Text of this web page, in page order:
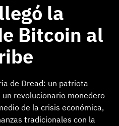
la
Bitcoin al
de Dread: un patriota
revolucionario monedero
de la crisis económica,
tradicionales con la